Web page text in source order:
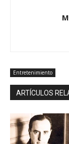
Entretenimiento
ARTÍCULOS